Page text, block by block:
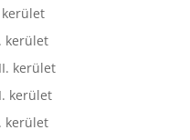
kerület
kerület
kerület
kerület
kerület